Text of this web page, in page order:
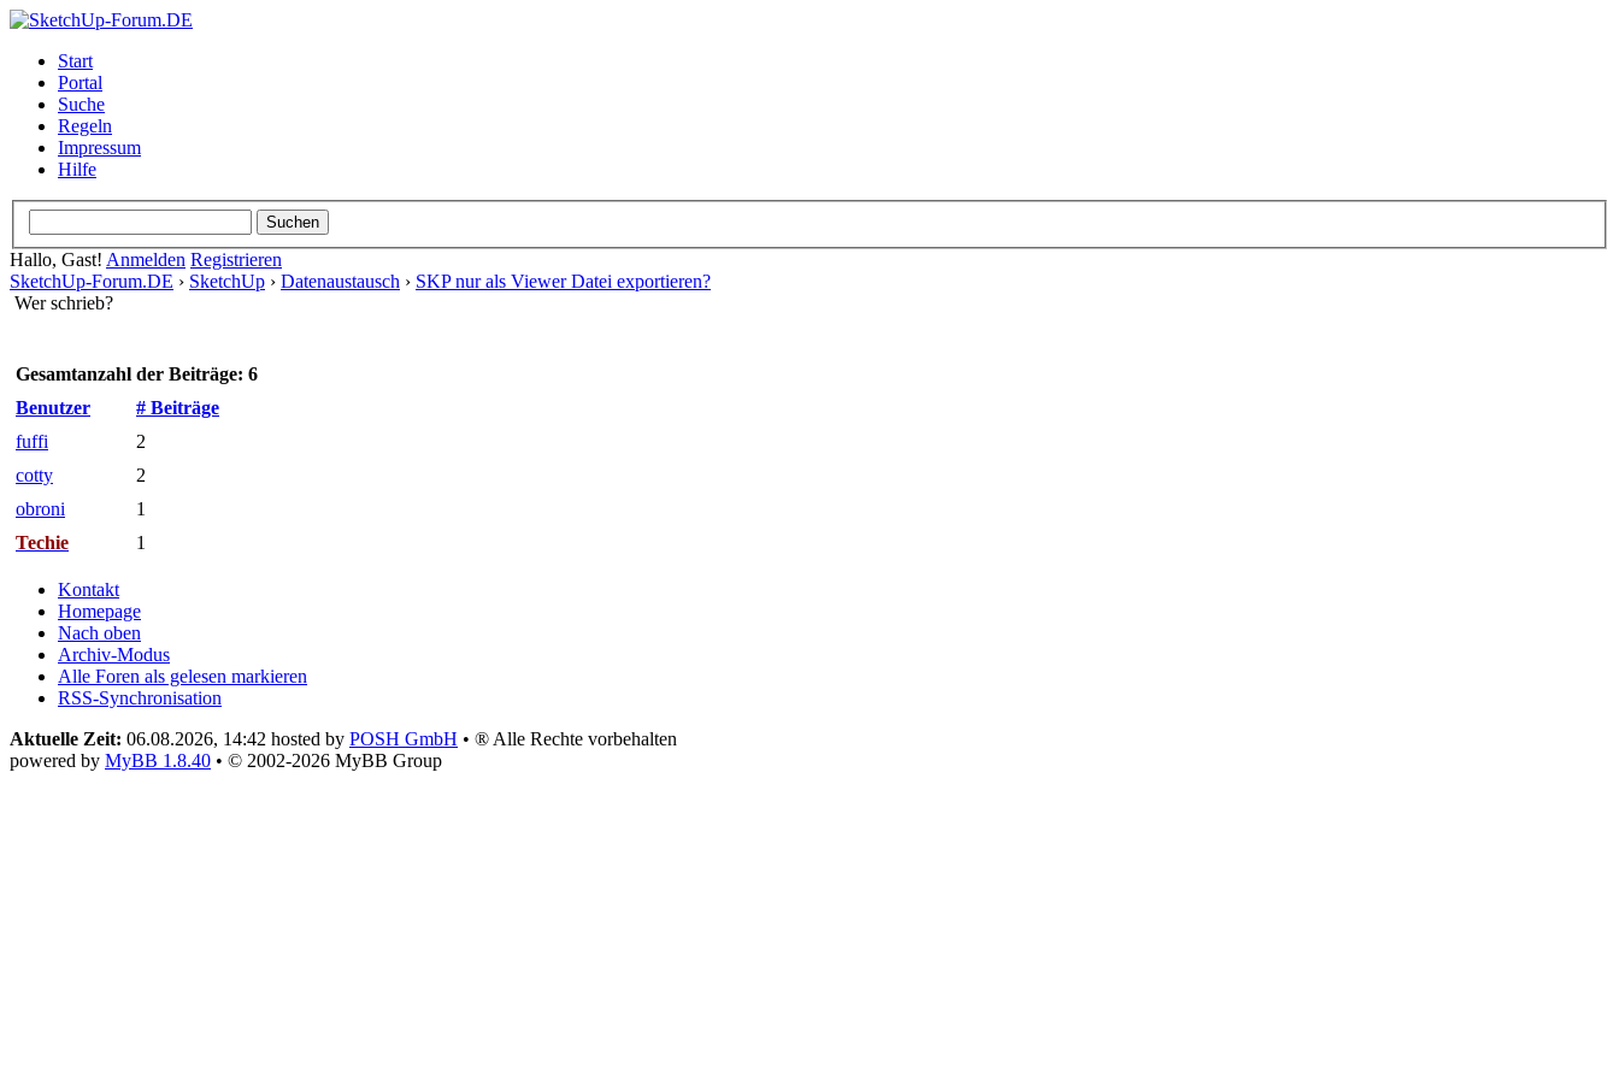
Start
Portal
Suche
Regeln
Impressum
Hilfe
Hallo, Gast! Anmelden Registrieren
SketchUp-Forum.DE › SketchUp › Datenaustausch › SKP nur als Viewer Datei exportieren?
Wer schrieb?
Gesamtanzahl der Beiträge: 6
Benutzer
# Beiträge
fuffi
2
cotty
2
obroni
1
Techie
1
Kontakt
Homepage
Nach oben
Archiv-Modus
Alle Foren als gelesen markieren
RSS-Synchronisation
Aktuelle Zeit: 06.08.2026, 14:42 hosted by POSH GmbH • ® Alle Rechte vorbehalten
powered by MyBB 1.8.40 • © 2002-2026 MyBB Group